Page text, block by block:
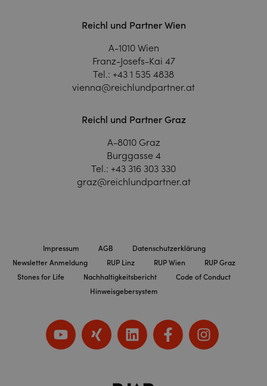
Reichl und Partner Wien
A-1010 Wien
Franz-Josefs-Kai 47
Tel.: +43 1 535 4838
vienna@reichlundpartner.at
Reichl und Partner Graz
A-8010 Graz
Burggasse 4
Tel.: +43 316 303 330
graz@reichlundpartner.at
Impressum AGB
Datenschutzerklärung
Newsletter Anmeldung
RUP Linz RUP Wien
RUP Graz
Stones for Life
Nachhaltigkeitsbericht
Code of Conduct
Hinweisgebersystem